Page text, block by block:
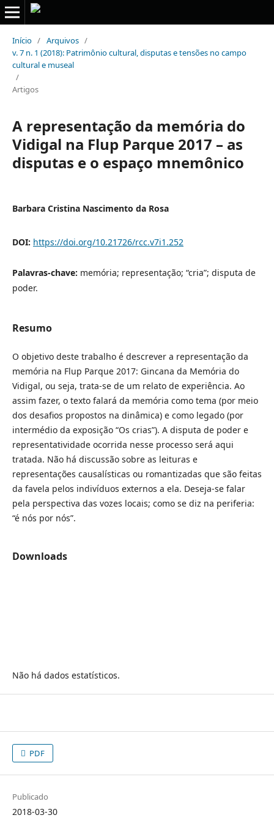
Início / Arquivos /
v. 7 n. 1 (2018): Patrimônio cultural, disputas e tensões no campo
cultural e museal
/
Artigos
A representação da memória do
Vidigal na Flup Parque 2017 – as
disputas e o espaço mnemônico
Barbara Cristina Nascimento da Rosa
DOI: https://doi.org/10.21726/rcc.v7i1.252
Palavras-chave: memória; representação; “cria”; disputa de
poder.
Resumo
O objetivo deste trabalho é descrever a representação da
memória na Flup Parque 2017: Gincana da Memória do
Vidigal, ou seja, trata-se de um relato de experiência. Ao
assim fazer, o texto falará da memória como tema (por meio
dos desafios propostos na dinâmica) e como legado (por
intermédio da exposição “Os crias”). A disputa de poder e
representatividade ocorrida nesse processo será aqui
tratada. Não há discussão sobre as leituras e
representações causalísticas ou romantizadas que são feitas
da favela pelos indivíduos externos a ela. Deseja-se falar
pela perspectiva das vozes locais; como se diz na periferia:
“é nós por nós”.
Downloads
Não há dados estatísticos.
PDF
Publicado
2018-03-30